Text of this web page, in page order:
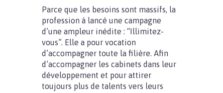
Parce que les besoins sont massifs, la
profession à lancé une campagne
d’une ampleur inédite : “Illimitez-
vous”. Elle a pour vocation
d’accompagner toute la filière. Afin
d’accompagner les cabinets dans leur
développement et pour attirer
toujours plus de talents vers leurs